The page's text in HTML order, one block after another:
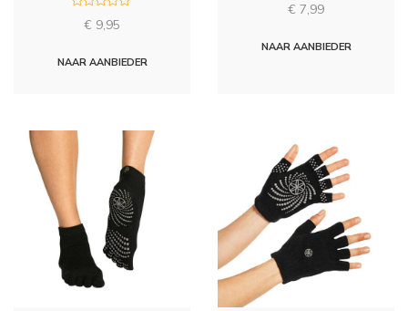
d
5
€ 9,95
NAAR AANBIEDER
d
€ 7,99
NAAR AANBIEDER